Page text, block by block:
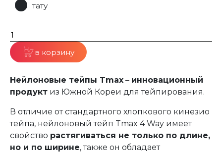
тату
в корзину
Нейлоновые тейпы Tmax – инновационный
продукт из Южной Кореи для тейпирования.
В отличие от стандартного хлопкового кинезио
тейпа, нейлоновый тейп Tmax 4 Way имеет
свойство растягиваться не только по длине,
но и по ширине, также он обладает